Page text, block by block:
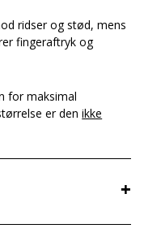
ridser og stød, mens
fingeraftryk og
for maksimal
er denikke
+